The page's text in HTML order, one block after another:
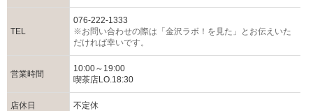
TEL
076-222-1333
※お問い合わせの際は「金沢ラボ！を見た」とお伝えいた
だければ幸いです。
営業時間
10:00～19:00
喫茶店LO.18:30
店休日 不定休